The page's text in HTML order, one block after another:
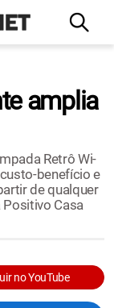
amplia
Retrô Wi-
benefício e
de qualquer
Casa
no YouTube